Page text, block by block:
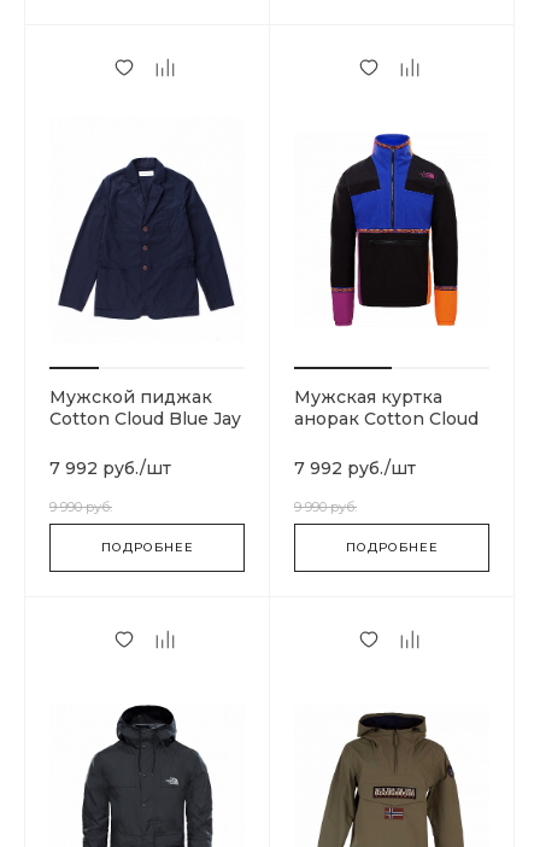
Мужской пиджак
Cotton Cloud Blue Jay
7 992 руб./шт
9 990 руб.
ПОДРОБНЕЕ
Мужская куртка
анорак Cotton Cloud
T93MID9QX
7 992 руб./шт
9 990 руб.
ПОДРОБНЕЕ